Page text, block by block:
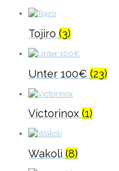
Tojiro (3)
Unter 100€ (23)
Victorinox (1)
Wakoli (8)